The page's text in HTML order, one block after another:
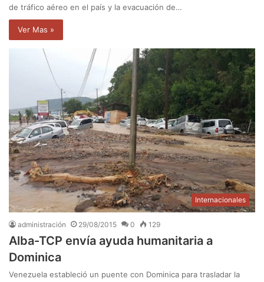
de tráfico aéreo en el país y la evacuación de…
Ver Mas »
Internacionales
administración 29/08/2015 0 129
Alba-TCP envía ayuda humanitaria a
Dominica
Venezuela estableció un puente con Dominica para trasladar la